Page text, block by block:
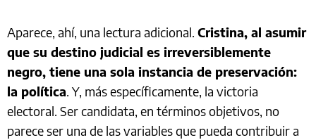
Aparece, ahí, una lectura adicional. Cristina, al asumir
que su destino judicial es irreversiblemente
negro, tiene una sola instancia de preservación:
la política. Y, más específicamente, la victoria
electoral. Ser candidata, en términos objetivos, no
parece ser una de las variables que pueda contribuir a